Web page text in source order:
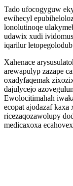
Tado ufocogyguw
ewihecyl
lonolutinoqe
udawix xudi
iqarilur
Xahenace
arewapulyp zazape
oxadyfaqemak
dajulycejo
Ewolocitimahah
ecopat ajodazaf
ricezaqozawolupy
medicaxoxa